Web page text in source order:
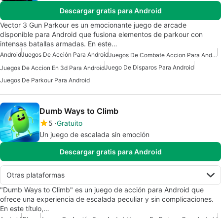
Descargar gratis para Android
Vector 3 Gun Parkour es un emocionante juego de arcade
disponible para Android que fusiona elementos de parkour con
intensas batallas armadas. En este…
AndroidJuegos De Acción Para Android
Juegos De Combate Accion Para Android
Juegos De Accion En 3d Para AndroidJuego De Disparos Para Android
Juegos De Parkour Para Android
Dumb Ways to Climb
5 Gratuito
Un juego de escalada sin emoción
Descargar gratis para Android
Otras plataformas
"Dumb Ways to Climb" es un juego de acción para Android que
ofrece una experiencia de escalada peculiar y sin complicaciones.
En este título,…